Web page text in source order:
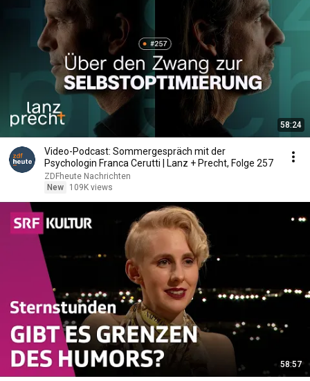
58:24
Video-Podcast: Sommergespräch mit der
Psychologin Franca Cerutti | Lanz + Precht, Folge 257
ZDFheute Nachrichten
New
109K views
58:57